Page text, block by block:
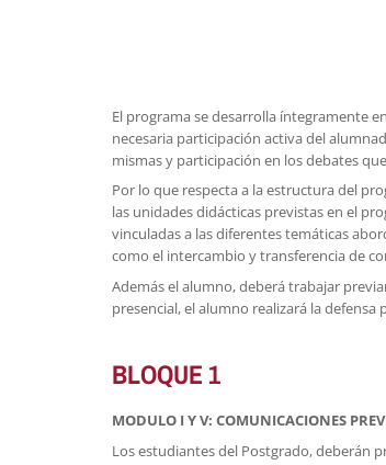
El programa se desarrolla íntegramente
necesaria participación activa del
mismas y participación en los debates
Por lo que respecta a la estructura del
las unidades didácticas previstas en el
vinculadas a las diferentes temáticas
como el intercambio y transferencia de
Además el alumno, deberá trabajar
presencial, el alumno realizará la
BLOQUE 1
MODULO I Y V: COMUNICACIONES
Los estudiantes del Postgrado, deberán